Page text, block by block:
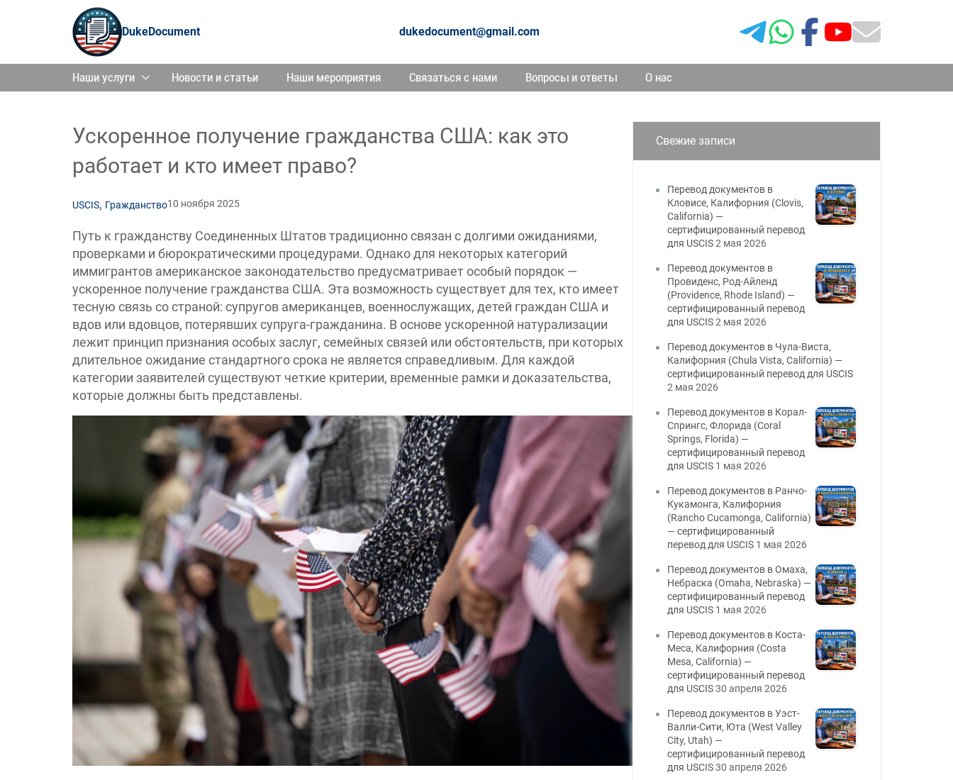
DukeDocument dukedocument@gmail.com
Наши услуги Новости и статьи Наши мероприятия Связаться с нами Вопросы и ответы О нас
Ускоренное получение гражданства США: как это
работает и кто имеет право?
USCIS, Гражданство10 ноября 2025
Путь к гражданству Соединенных Штатов традиционно связан с долгими ожиданиями,
проверками и бюрократическими процедурами. Однако для некоторых категорий
иммигрантов американское законодательство предусматривает особый порядок —
ускоренное получение гражданства США. Эта возможность существует для тех, кто имеет
тесную связь со страной: супругов американцев, военнослужащих, детей граждан США и
вдов или вдовцов, потерявших супруга-гражданина. В основе ускоренной натурализации
лежит принцип признания особых заслуг, семейных связей или обстоятельств, при которых
длительное ожидание стандартного срока не является справедливым. Для каждой
категории заявителей существуют четкие критерии, временные рамки и доказательства,
которые должны быть представлены.
Свежие записи
Перевод документов в
Кловисе, Калифорния (Clovis,
California) —
сертифицированный перевод
для USCIS2 мая 2026
Перевод документов в
Провиденс, Род-Айленд
(Providence, Rhode Island) —
сертифицированный перевод
для USCIS2 мая 2026
Перевод документов в Чула-Виста,
Калифорния (Chula Vista, California) —
сертифицированный перевод для USCIS
2 мая 2026
Перевод документов в Корал-
Спрингс, Флорида (Coral
Springs, Florida) —
сертифицированный перевод
для USCIS 1 мая 2026
Перевод документов в Ранчо-
Кукамонга, Калифорния
(Rancho Cucamonga, California)
— сертифицированный
перевод для USCIS 1 мая 2026
Перевод документов в Омаха,
Небраска (Omaha, Nebraska) —
сертифицированный перевод
для USCIS 1 мая 2026
Перевод документов в Коста-
Меса, Калифорния (Costa
Mesa, California) —
сертифицированный перевод
для USCIS30 апреля 2026
Перевод документов в Уэст-
Валли-Сити, Юта (West Valley
City, Utah) —
сертифицированный перевод
для USCIS30 апреля 2026